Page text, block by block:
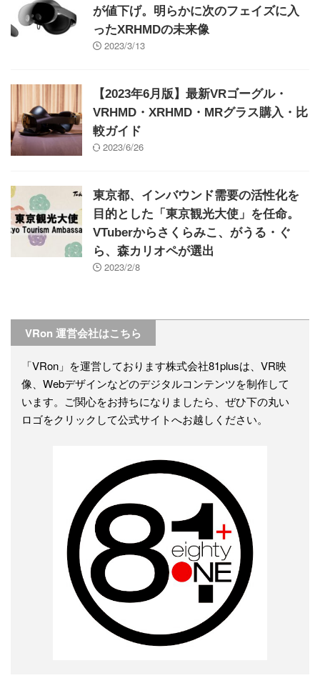
が値下げ。明らかに次のフェイズに入
ったXRHMDの未来像
2023/3/13
【2023年6月版】最新VRゴーグル・
VRHMD・XRHMD・MRグラス購入・比
較ガイド
2023/6/26
東京都、インバウンド需要の活性化を
目的とした「東京観光大使」を任命。
VTuberからさくらみこ、がうる・ぐ
ら、森カリオペが選出
2023/2/8
VRon 運営会社はこちら
「VRon」を運営しております株式会社81plusは、VR映
像、Webデザインなどのデジタルコンテンツを制作して
います。ご関心をお持ちになりましたら、ぜひ下の丸い
ロゴをクリックして公式サイトへお越しください。